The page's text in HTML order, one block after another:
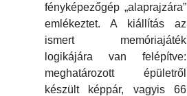
fényképezőgép „alaprajzára”
emlékeztet. A kiállítás az
ismert memóriajáték
logikájára van felépítve:
meghatározott épületről
készült képpár, vagyis 66